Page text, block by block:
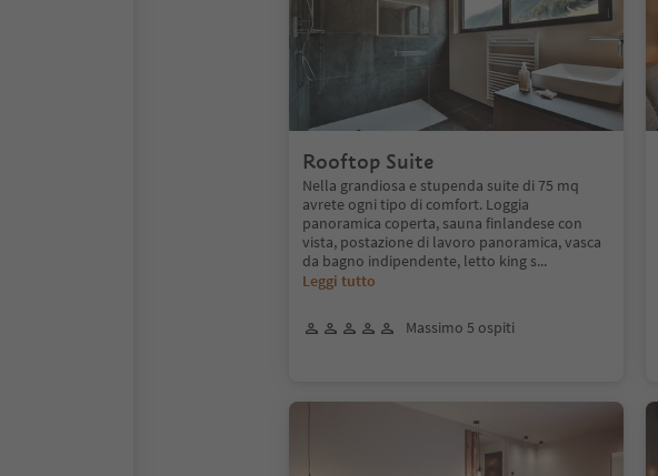
Rooftop Suite
Nella grandiosa e stupenda suite di 75 mq
avrete ogni tipo di comfort. Loggia
panoramica coperta, sauna finlandese con
vista, postazione di lavoro panoramica, vasca
da bagno indipendente, letto king s...
Leggi tutto
Massimo 5 ospiti